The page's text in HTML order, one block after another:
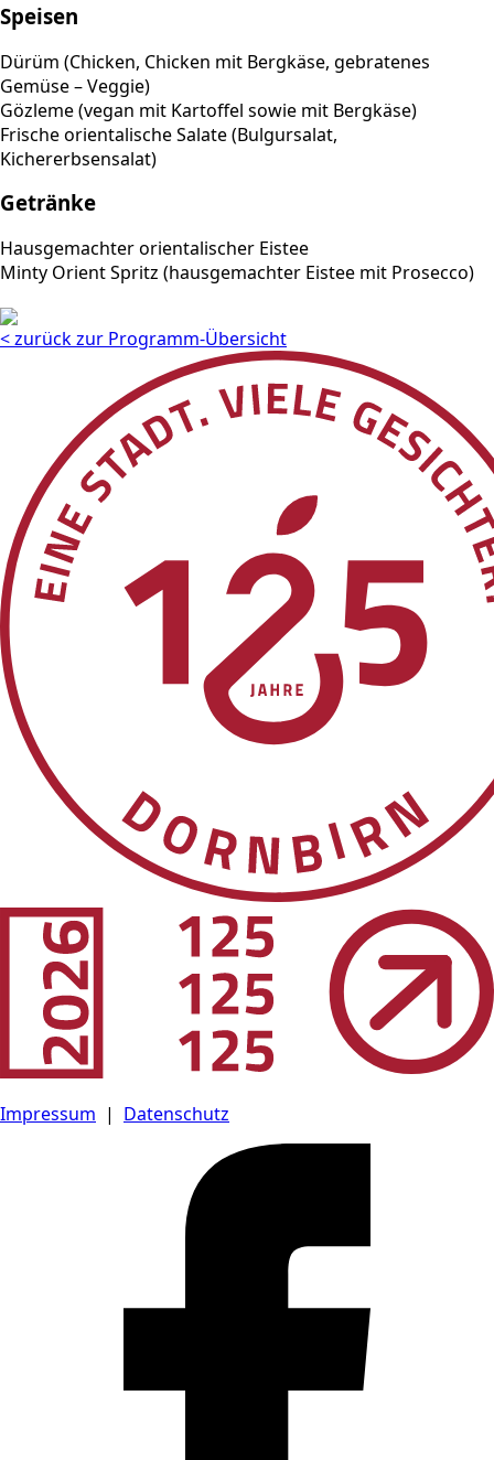
Speisen
Dürüm (Chicken, Chicken mit Bergkäse, gebratenes
Gemüse – Veggie)
Gözleme (vegan mit Kartoffel sowie mit Bergkäse)
Frische orientalische Salate (Bulgursalat,
Kichererbsensalat)
Getränke
Hausgemachter orientalischer Eistee
Minty Orient Spritz (hausgemachter Eistee mit Prosecco)
< zurück zur Programm-Übersicht
Impressum | Datenschutz